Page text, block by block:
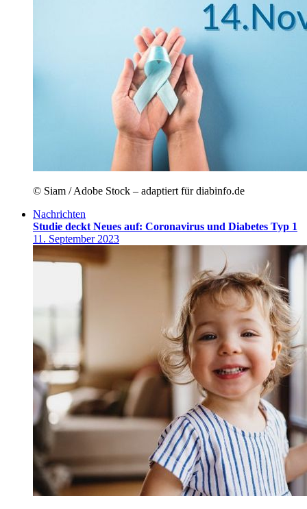
© Siam / Adobe Stock – adaptiert für diabinfo.de
Nachrichten
Studie deckt Neues auf: Coronavirus und Diabetes Typ 1
11. September 2023